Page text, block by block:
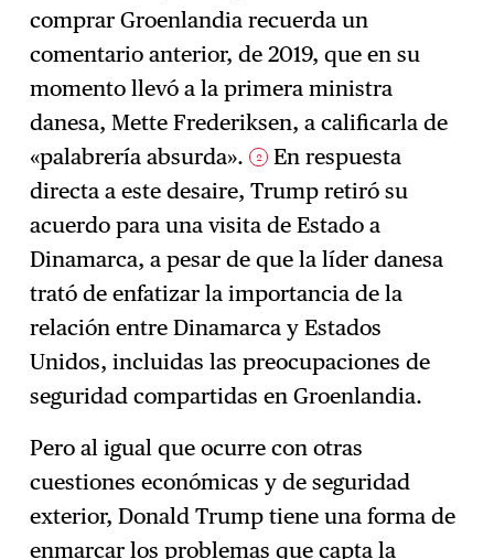
comprar Groenlandia recuerda un
comentario anterior, de 2019, que en su
momento llevó a la primera ministra
danesa, Mette Frederiksen, a calificarla de
«palabrería absurda». 2
En respuesta
directa a este desaire, Trump retiró su
acuerdo para una visita de Estado a
Dinamarca, a pesar de que la líder danesa
trató de enfatizar la importancia de la
relación entre Dinamarca y Estados
Unidos, incluidas las preocupaciones de
seguridad compartidas en Groenlandia.
Pero al igual que ocurre con otras
cuestiones económicas y de seguridad
exterior, Donald Trump tiene una forma de
enmarcar los problemas que capta la